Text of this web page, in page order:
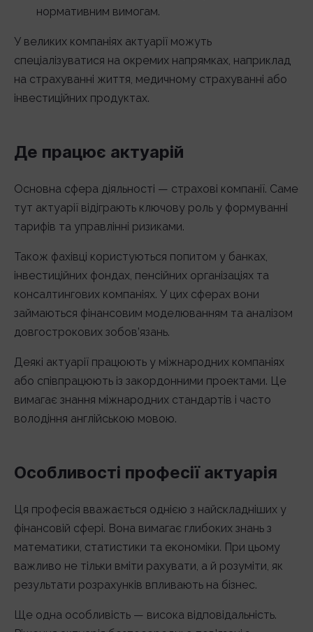
нормативним вимогам.
У великих компаніях актуарії можуть
спеціалізуватися на окремих напрямках, наприклад
на страхуванні життя, медичному страхуванні або
інвестиційних продуктах.
Де працює актуарій
Основна сфера діяльності — страхові компанії. Саме
тут актуарії відіграють ключову роль у формуванні
тарифів та управлінні ризиками.
Також фахівці користуються попитом у банках,
інвестиційних фондах, пенсійних організаціях та
консалтингових компаніях. У цих сферах вони
займаються фінансовим моделюванням та аналізом
довгострокових зобов’язань.
Деякі актуарії працюють у міжнародних компаніях
або співпрацюють із закордонними проектами. Це
вимагає знання міжнародних стандартів і часто
володіння англійською мовою.
Особливості професії актуарія
Ця професія вважається однією з найскладніших у
фінансовій сфері. Вона вимагає глибоких знань з
математики, статистики та економіки. При цьому
важливо не тільки вміти рахувати, а й розуміти, як
результати розрахунків впливають на бізнес.
Ще одна особливість — висока відповідальність.